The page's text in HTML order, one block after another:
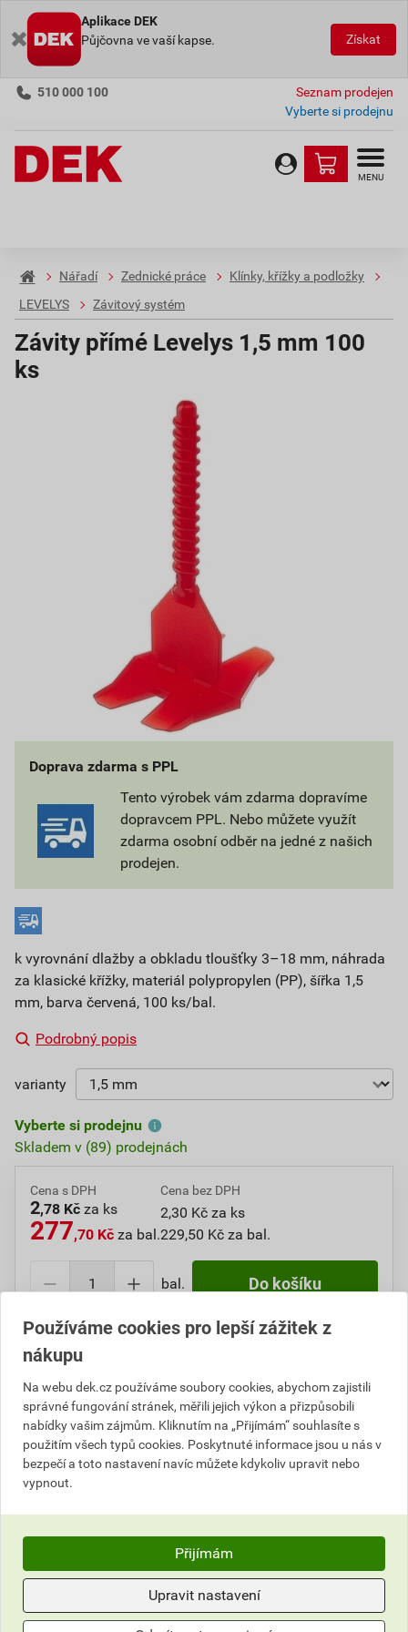
Aplikace DEK
Půjčovna ve vaší kapse.
Získat
510 000 100
Seznam prodejen
Vyberte si prodejnu
MENU
Nářadí Zednické práce
Klínky, křížky a podložky
LEVELYS
Závitový systém
Závity přímé Levelys 1,5 mm 100
ks
Doprava zdarma s PPL
Tento výrobek vám zdarma dopravíme
dopravcem PPL. Nebo můžete využít
zdarma osobní odběr na jedné z našich
prodejen.
k vyrovnání dlažby a obkladu tloušťky 3–18 mm, náhrada
za klasické křížky, materiál polypropylen (PP), šířka 1,5
mm, barva červená, 100 ks/bal.
Podrobný popis
varianty
Vyberte si prodejnu
Skladem v (89) prodejnách
Cena s DPH
2,78 Kč za ks
277,70 Kč za bal.
Cena bez DPH
2,30 Kč za ks
229,50 Kč za bal.
bal. Do košíku
Do košíku přidáte1 bal. / 100 ksza277,70Kčs DPH
(229,50Kč
Číslo položky:1211101371
Katalogový kód: Z46T3
Výrobky značky: Levelys
Závitový systém Levelys kombinuje výhody
předchozích systémů (klínového i maticového
systému). Vyrovnávací systém se závity a maticemi
můžete využít při vodorovné podlaze, spádované
Používáme cookies pro lepší zážitek z
nákupu
Na webu dek.cz používáme soubory cookies, abychom zajistili
správné fungování stránek, měřili jejich výkon a přizpůsobili
nabídky vašim zájmům. Kliknutím na „Přijímám“ souhlasíte s
použitím všech typů cookies. Poskytnuté informace jsou u nás v
bezpečí a toto nastavení navíc můžete kdykoliv upravit nebo
vypnout.
Přijímám
Upravit nastavení